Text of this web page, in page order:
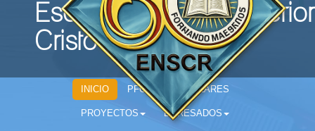
Escuela Normal Superior
Cristo Rey
INICIO PFC CIRCULARES
PROYECTOS EGRESADOS